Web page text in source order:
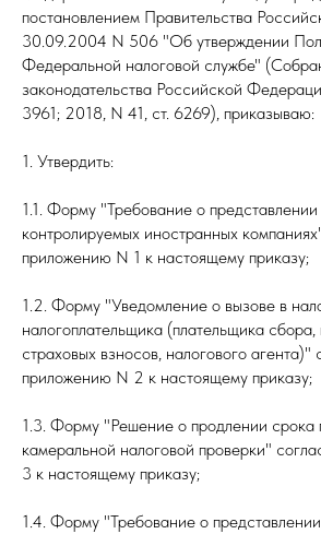
постановлением Правительства
30.09.2004 N 506 "Об утверждении
Федеральной налоговой службе"
законодательства Российской
3961; 2018, N 41, ст. 6269), приказываю:
1. Утвердить:
1.1. Форму "Требование о
контролируемых иностранных
приложению N 1 к настоящему приказу;
1.2. Форму "Уведомление о вызове в
налогоплательщика (плательщика
страховых взносов, налогового агента)"
приложению N 2 к настоящему приказу;
1.3. Форму "Решение о продлении срока
камеральной налоговой проверки"
3 к настоящему приказу;
1.4. Форму "Требование о